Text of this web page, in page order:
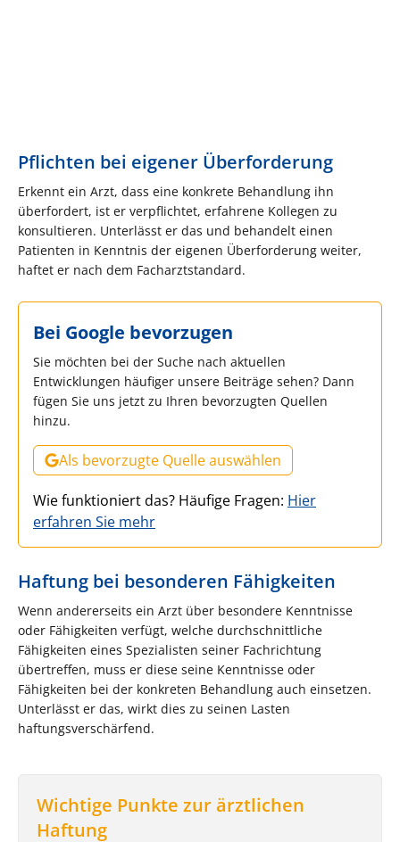
Pflichten bei eigener Überforderung
Erkennt ein Arzt, dass eine konkrete Behandlung ihn
überfordert, ist er verpflichtet, erfahrene Kollegen zu
konsultieren. Unterlässt er das und behandelt einen
Patienten in Kenntnis der eigenen Überforderung weiter,
haftet er nach dem Facharztstandard.
Bei Google bevorzugen
Sie möchten bei der Suche nach aktuellen
Entwicklungen häufiger unsere Beiträge sehen? Dann
fügen Sie uns jetzt zu Ihren bevorzugten Quellen
hinzu.
Als bevorzugte Quelle auswählen
Wie funktioniert das? Häufige Fragen: Hier
erfahren Sie mehr
Haftung bei besonderen Fähigkeiten
Wenn andererseits ein Arzt über besondere Kenntnisse
oder Fähigkeiten verfügt, welche durchschnittliche
Fähigkeiten eines Spezialisten seiner Fachrichtung
übertreffen, muss er diese seine Kenntnisse oder
Fähigkeiten bei der konkreten Behandlung auch einsetzen.
Unterlässt er das, wirkt dies zu seinen Lasten
haftungsverschärfend.
Wichtige Punkte zur ärztlichen
Haftung